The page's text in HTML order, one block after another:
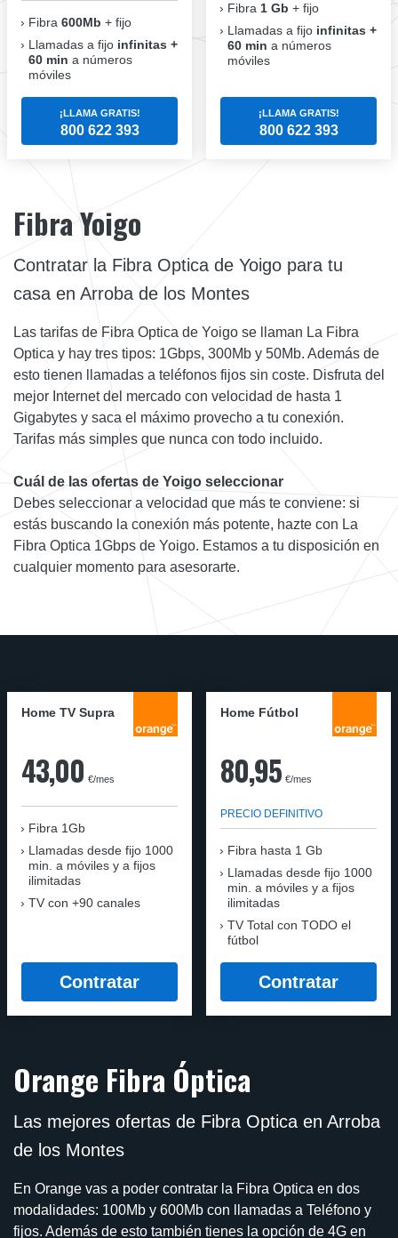
Fibra 600Mb + fijo
Llamadas a fijo infinitas +
60 min a números
móviles
¡LLAMA GRATIS!
800 622 393
Fibra 1 Gb + fijo
Llamadas a fijo infinitas +
60 min a números
móviles
¡LLAMA GRATIS!
800 622 393
Fibra Yoigo
Contratar la Fibra Optica de Yoigo para tu
casa en Arroba de los Montes
Las tarifas de Fibra Optica de Yoigo se llaman La Fibra
Optica y hay tres tipos: 1Gbps, 300Mb y 50Mb. Además de
esto tienen llamadas a teléfonos fijos sin coste. Disfruta del
mejor Internet del mercado con velocidad de hasta 1
Gigabytes y saca el máximo provecho a tu conexión.
Tarifas más simples que nunca con todo incluido.
Cuál de las ofertas de Yoigo seleccionar
Debes seleccionar a velocidad que más te conviene: si
estás buscando la conexión más potente, hazte con La
Fibra Optica 1Gbps de Yoigo. Estamos a tu disposición en
cualquier momento para asesorarte.
Home TV Supra
43,00 €/mes
Fibra 1Gb
Llamadas desde fijo 1000
min. a móviles y a fijos
ilimitadas
TV con +90 canales
Contratar
Home Fútbol
80,95 €/mes
PRECIO DEFINITIVO
Fibra hasta 1 Gb
Llamadas desde fijo 1000
min. a móviles y a fijos
ilimitadas
TV Total con TODO el
fútbol
Contratar
Orange Fibra Óptica
Las mejores ofertas de Fibra Optica en Arroba
de los Montes
En Orange vas a poder contratar la Fibra Optica en dos
modalidades: 100Mb y 600Mb con llamadas a Teléfono y
fijos. Además de esto también tienes la opción de 4G en